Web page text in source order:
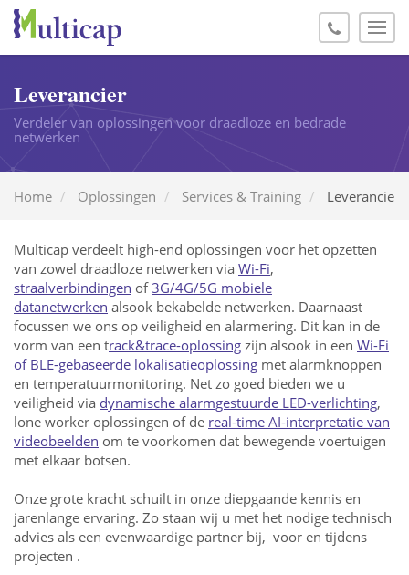
Leverancier
Verdeler van oplossingen voor draadloze en bedrade
netwerken
Home Oplossingen Services & Training Leverancier
Multicap verdeelt high-end oplossingen voor het opzetten
van zowel draadloze netwerken via Wi-Fi,
straalverbindingen of3G/4G/5G mobiele
datanetwerken alsook bekabelde netwerken. Daarnaast
focussen we ons op veiligheid en alarmering. Dit kan in de
vorm van een track&trace-oplossing zijn alsook in een Wi-Fi
of BLE-gebaseerde lokalisatieoplossing met alarmknoppen
en temperatuurmonitoring. Net zo goed bieden we u
veiligheid via dynamische alarmgestuurde LED-verlichting,
lone worker oplossingen of de real-time AI-interpretatie van
videobeelden om te voorkomen dat bewegende voertuigen
met elkaar botsen.
Onze grote kracht schuilt in onze diepgaande kennis en
jarenlange ervaring. Zo staan wij u met het nodige technisch
advies als een evenwaardige partner bij, voor en tijdens
projecten .